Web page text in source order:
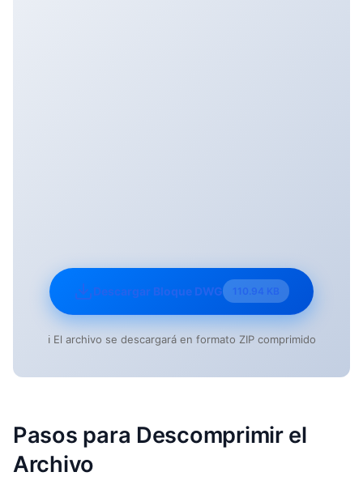
Descargar Bloque DWG 110.94 KB
ℹ️ El archivo se descargará en formato ZIP comprimido
Pasos para Descomprimir el
Archivo